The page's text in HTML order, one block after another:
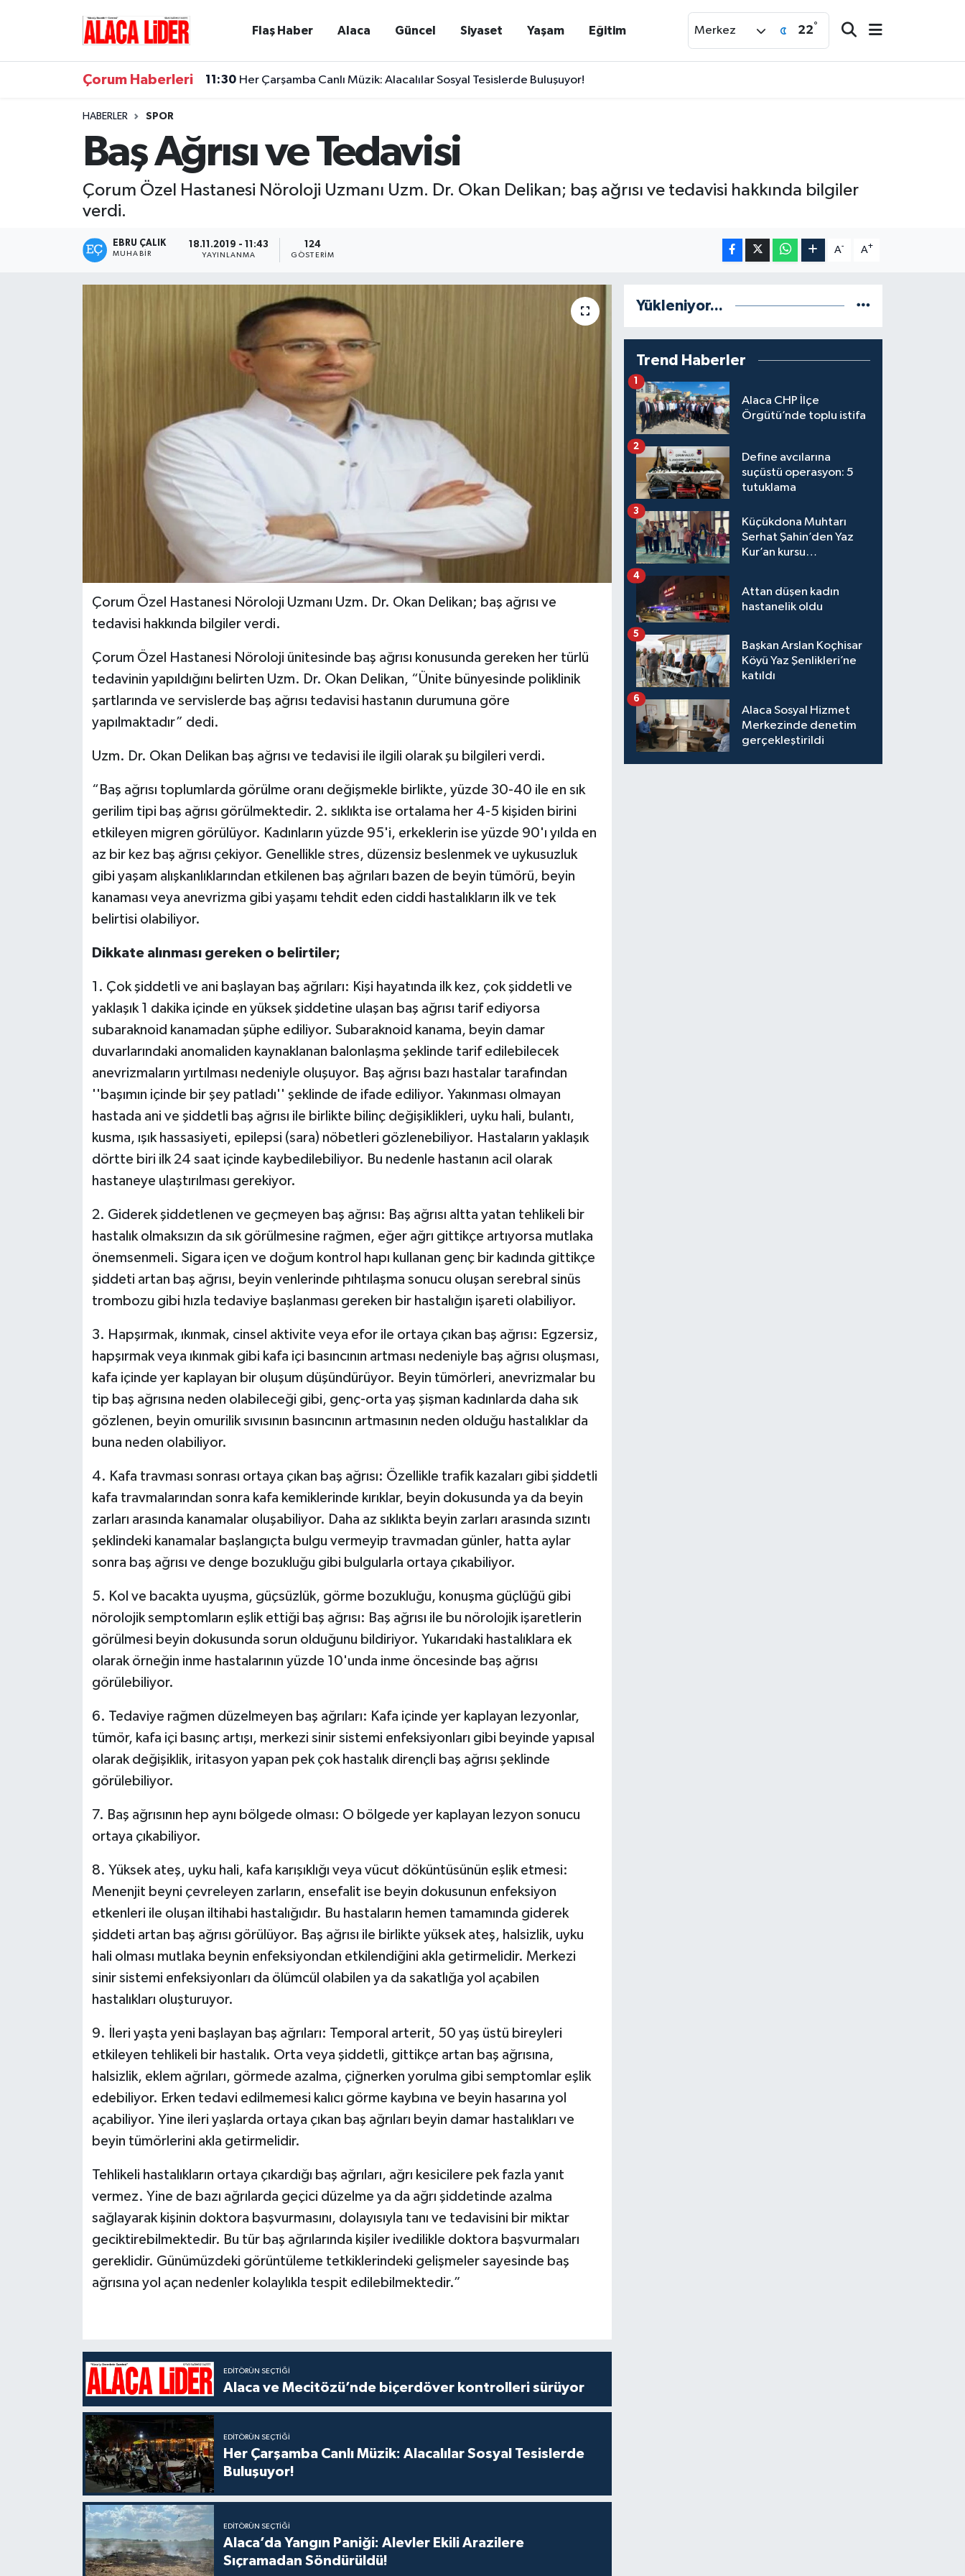
Flaş Haber Alaca Güncel Siyaset Yaşam Eğitim Merkez 22°
Çorum Haberleri 11:30 Her Çarşamba Canlı Müzik: Alacalılar Sosyal Tesislerde Buluşuyor!
HABERLER SPOR
Baş Ağrısı ve Tedavisi
Çorum Özel Hastanesi Nöroloji Uzmanı Uzm. Dr. Okan Delikan; baş ağrısı ve tedavisi hakkında bilgiler
verdi.
EBRU ÇALIK
MUHABIR
18.11.2019 - 11:43
YAYINLANMA
124
GÖSTERIM
A- A+
Çorum Özel Hastanesi Nöroloji Uzmanı Uzm. Dr. Okan Delikan; baş ağrısı ve
tedavisi hakkında bilgiler verdi.
Çorum Özel Hastanesi Nöroloji ünitesinde baş ağrısı konusunda gereken her türlü
tedavinin yapıldığını belirten Uzm. Dr. Okan Delikan, “Ünite bünyesinde poliklinik
şartlarında ve servislerde baş ağrısı tedavisi hastanın durumuna göre
yapılmaktadır” dedi.
Uzm. Dr. Okan Delikan baş ağrısı ve tedavisi ile ilgili olarak şu bilgileri verdi.
“Baş ağrısı toplumlarda görülme oranı değişmekle birlikte, yüzde 30-40 ile en sık
gerilim tipi baş ağrısı görülmektedir. 2. sıklıkta ise ortalama her 4-5 kişiden birini
etkileyen migren görülüyor. Kadınların yüzde 95'i, erkeklerin ise yüzde 90'ı yılda en
az bir kez baş ağrısı çekiyor. Genellikle stres, düzensiz beslenmek ve uykusuzluk
gibi yaşam alışkanlıklarından etkilenen baş ağrıları bazen de beyin tümörü, beyin
kanaması veya anevrizma gibi yaşamı tehdit eden ciddi hastalıkların ilk ve tek
belirtisi olabiliyor.
Dikkate alınması gereken o belirtiler;
1. Çok şiddetli ve ani başlayan baş ağrıları: Kişi hayatında ilk kez, çok şiddetli ve
yaklaşık 1 dakika içinde en yüksek şiddetine ulaşan baş ağrısı tarif ediyorsa
subaraknoid kanamadan şüphe ediliyor. Subaraknoid kanama, beyin damar
duvarlarındaki anomaliden kaynaklanan balonlaşma şeklinde tarif edilebilecek
anevrizmaların yırtılması nedeniyle oluşuyor. Baş ağrısı bazı hastalar tarafından
''başımın içinde bir şey patladı'' şeklinde de ifade ediliyor. Yakınması olmayan
hastada ani ve şiddetli baş ağrısı ile birlikte bilinç değişiklikleri, uyku hali, bulantı,
kusma, ışık hassasiyeti, epilepsi (sara) nöbetleri gözlenebiliyor. Hastaların yaklaşık
dörtte biri ilk 24 saat içinde kaybedilebiliyor. Bu nedenle hastanın acil olarak
hastaneye ulaştırılması gerekiyor.
2. Giderek şiddetlenen ve geçmeyen baş ağrısı: Baş ağrısı altta yatan tehlikeli bir
hastalık olmaksızın da sık görülmesine rağmen, eğer ağrı gittikçe artıyorsa mutlaka
önemsenmeli. Sigara içen ve doğum kontrol hapı kullanan genç bir kadında gittikçe
şiddeti artan baş ağrısı, beyin venlerinde pıhtılaşma sonucu oluşan serebral sinüs
trombozu gibi hızla tedaviye başlanması gereken bir hastalığın işareti olabiliyor.
3. Hapşırmak, ıkınmak, cinsel aktivite veya efor ile ortaya çıkan baş ağrısı: Egzersiz,
hapşırmak veya ıkınmak gibi kafa içi basıncının artması nedeniyle baş ağrısı oluşması,
kafa içinde yer kaplayan bir oluşum düşündürüyor. Beyin tümörleri, anevrizmalar bu
tip baş ağrısına neden olabileceği gibi, genç-orta yaş şişman kadınlarda daha sık
gözlenen, beyin omurilik sıvısının basıncının artmasının neden olduğu hastalıklar da
buna neden olabiliyor.
4. Kafa travması sonrası ortaya çıkan baş ağrısı: Özellikle trafik kazaları gibi şiddetli
kafa travmalarından sonra kafa kemiklerinde kırıklar, beyin dokusunda ya da beyin
zarları arasında kanamalar oluşabiliyor. Daha az sıklıkta beyin zarları arasında sızıntı
şeklindeki kanamalar başlangıçta bulgu vermeyip travmadan günler, hatta aylar
sonra baş ağrısı ve denge bozukluğu gibi bulgularla ortaya çıkabiliyor.
5. Kol ve bacakta uyuşma, güçsüzlük, görme bozukluğu, konuşma güçlüğü gibi
nörolojik semptomların eşlik ettiği baş ağrısı: Baş ağrısı ile bu nörolojik işaretlerin
görülmesi beyin dokusunda sorun olduğunu bildiriyor. Yukarıdaki hastalıklara ek
olarak örneğin inme hastalarının yüzde 10'unda inme öncesinde baş ağrısı
görülebiliyor.
6. Tedaviye rağmen düzelmeyen baş ağrıları: Kafa içinde yer kaplayan lezyonlar,
tümör, kafa içi basınç artışı, merkezi sinir sistemi enfeksiyonları gibi beyinde yapısal
olarak değişiklik, iritasyon yapan pek çok hastalık dirençli baş ağrısı şeklinde
görülebiliyor.
7. Baş ağrısının hep aynı bölgede olması: O bölgede yer kaplayan lezyon sonucu
ortaya çıkabiliyor.
8. Yüksek ateş, uyku hali, kafa karışıklığı veya vücut döküntüsünün eşlik etmesi:
Menenjit beyni çevreleyen zarların, ensefalit ise beyin dokusunun enfeksiyon
etkenleri ile oluşan iltihabi hastalığıdır. Bu hastaların hemen tamamında giderek
şiddeti artan baş ağrısı görülüyor. Baş ağrısı ile birlikte yüksek ateş, halsizlik, uyku
hali olması mutlaka beynin enfeksiyondan etkilendiğini akla getirmelidir. Merkezi
sinir sistemi enfeksiyonları da ölümcül olabilen ya da sakatlığa yol açabilen
hastalıkları oluşturuyor.
9. İleri yaşta yeni başlayan baş ağrıları: Temporal arterit, 50 yaş üstü bireyleri
etkileyen tehlikeli bir hastalık. Orta veya şiddetli, gittikçe artan baş ağrısına,
halsizlik, eklem ağrıları, görmede azalma, çiğnerken yorulma gibi semptomlar eşlik
edebiliyor. Erken tedavi edilmemesi kalıcı görme kaybına ve beyin hasarına yol
açabiliyor. Yine ileri yaşlarda ortaya çıkan baş ağrıları beyin damar hastalıkları ve
beyin tümörlerini akla getirmelidir.
Tehlikeli hastalıkların ortaya çıkardığı baş ağrıları, ağrı kesicilere pek fazla yanıt
vermez. Yine de bazı ağrılarda geçici düzelme ya da ağrı şiddetinde azalma
sağlayarak kişinin doktora başvurmasını, dolayısıyla tanı ve tedavisini bir miktar
geciktirebilmektedir. Bu tür baş ağrılarında kişiler ivedilikle doktora başvurmaları
gereklidir. Günümüzdeki görüntüleme tetkiklerindeki gelişmeler sayesinde baş
ağrısına yol açan nedenler kolaylıkla tespit edilebilmektedir.”
EDITÖRÜN SEÇTIĞI
Alaca ve Mecitözü’nde biçerdöver kontrolleri sürüyor
EDITÖRÜN SEÇTIĞI
Her Çarşamba Canlı Müzik: Alacalılar Sosyal Tesislerde
Buluşuyor!
EDITÖRÜN SEÇTIĞI
Alaca’da Yangın Paniği: Alevler Ekili Arazilere
Sıçramadan Söndürüldü!
Yükleniyor...
Trend Haberler
Alaca CHP İlçe
Örgütü’nde toplu istifa
1
Define avcılarına
suçüstü operasyon: 5
tutuklama
2
Küçükdona Muhtarı
Serhat Şahin’den Yaz
Kur’an kursu
3
Attan düşen kadın
hastanelik oldu
4
Başkan Arslan Koçhisar
Köyü Yaz Şenlikleri’ne
katıldı
5
Alaca Sosyal Hizmet
Merkezinde denetim
gerçekleştirildi
6
Çorum Trafik Yoğunluk Haritası
Süper Lig Puan Durumu ve Fikstür
Tüm Manşetler